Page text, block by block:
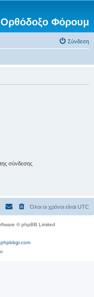
Ορθόδοξο Φόρουμ
Σύνδεση
σύνδεσης
Όλοι οι χρόνοι είναι UTC
© phpBB Limited
phpbbgr.com